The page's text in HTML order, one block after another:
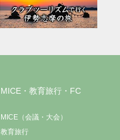
MICE・教育旅行・FC
MICE（会議・大会）
教育旅行